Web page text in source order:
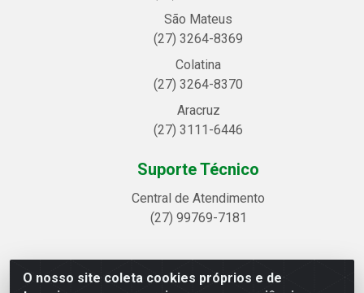
O nosso site coleta cookies próprios e de
São Mateus
(27) 3264-8369
Colatina
(27) 3264-8370
Aracruz
(27) 3111-6446
Suporte Técnico
Central de Atendimento
(27) 99769-7181
Linhavix Distribuidora LTDA - Avenida Alegre, 2521 -